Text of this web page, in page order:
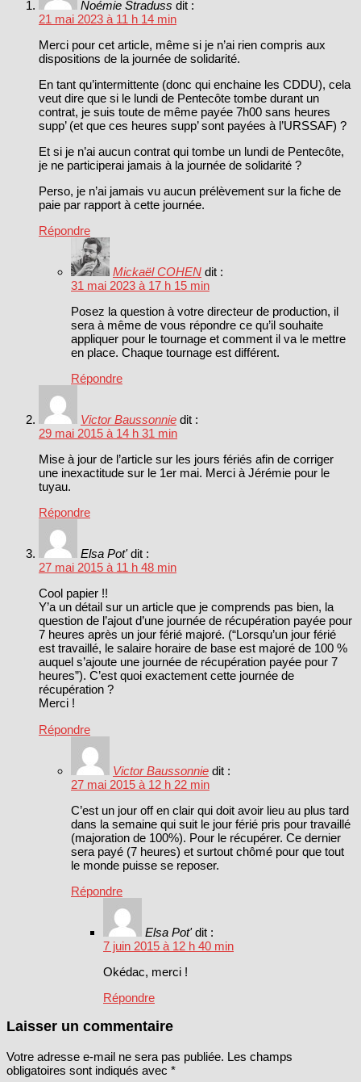
Noémie Straduss dit :
21 mai 2023 à 11 h 14 min
Merci pour cet article, même si je n’ai rien compris aux
dispositions de la journée de solidarité.
En tant qu’intermittente (donc qui enchaine les CDDU), cela
veut dire que si le lundi de Pentecôte tombe durant un
contrat, je suis toute de même payée 7h00 sans heures
supp’ (et que ces heures supp’ sont payées à l’URSSAF) ?
Et si je n’ai aucun contrat qui tombe un lundi de Pentecôte,
je ne participerai jamais à la journée de solidarité ?
Perso, je n’ai jamais vu aucun prélèvement sur la fiche de
paie par rapport à cette journée.
Répondre
Mickaël COHEN dit :
31 mai 2023 à 17 h 15 min
Posez la question à votre directeur de production, il
sera à même de vous répondre ce qu’il souhaite
appliquer pour le tournage et comment il va le mettre
en place. Chaque tournage est différent.
Répondre
Victor Baussonnie dit :
29 mai 2015 à 14 h 31 min
Mise à jour de l’article sur les jours fériés afin de corriger
une inexactitude sur le 1er mai. Merci à Jérémie pour le
tuyau.
Répondre
Elsa Pot' dit :
27 mai 2015 à 11 h 48 min
Cool papier !!
Y’a un détail sur un article que je comprends pas bien, la
question de l’ajout d’une journée de récupération payée pour
7 heures après un jour férié majoré. (“Lorsqu’un jour férié
est travaillé, le salaire horaire de base est majoré de 100 %
auquel s’ajoute une journée de récupération payée pour 7
heures”). C’est quoi exactement cette journée de
récupération ?
Merci !
Répondre
Victor Baussonnie dit :
27 mai 2015 à 12 h 22 min
C’est un jour off en clair qui doit avoir lieu au plus tard
dans la semaine qui suit le jour férié pris pour travaillé
(majoration de 100%). Pour le récupérer. Ce dernier
sera payé (7 heures) et surtout chômé pour que tout
le monde puisse se reposer.
Répondre
Elsa Pot' dit :
7 juin 2015 à 12 h 40 min
Okédac, merci !
Répondre
Laisser un commentaire
Votre adresse e-mail ne sera pas publiée. Les champs
obligatoires sont indiqués avec *